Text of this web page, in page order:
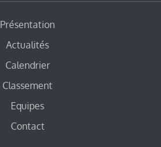
Présentation
Actualités
Calendrier
Classement
Equipes
Contact